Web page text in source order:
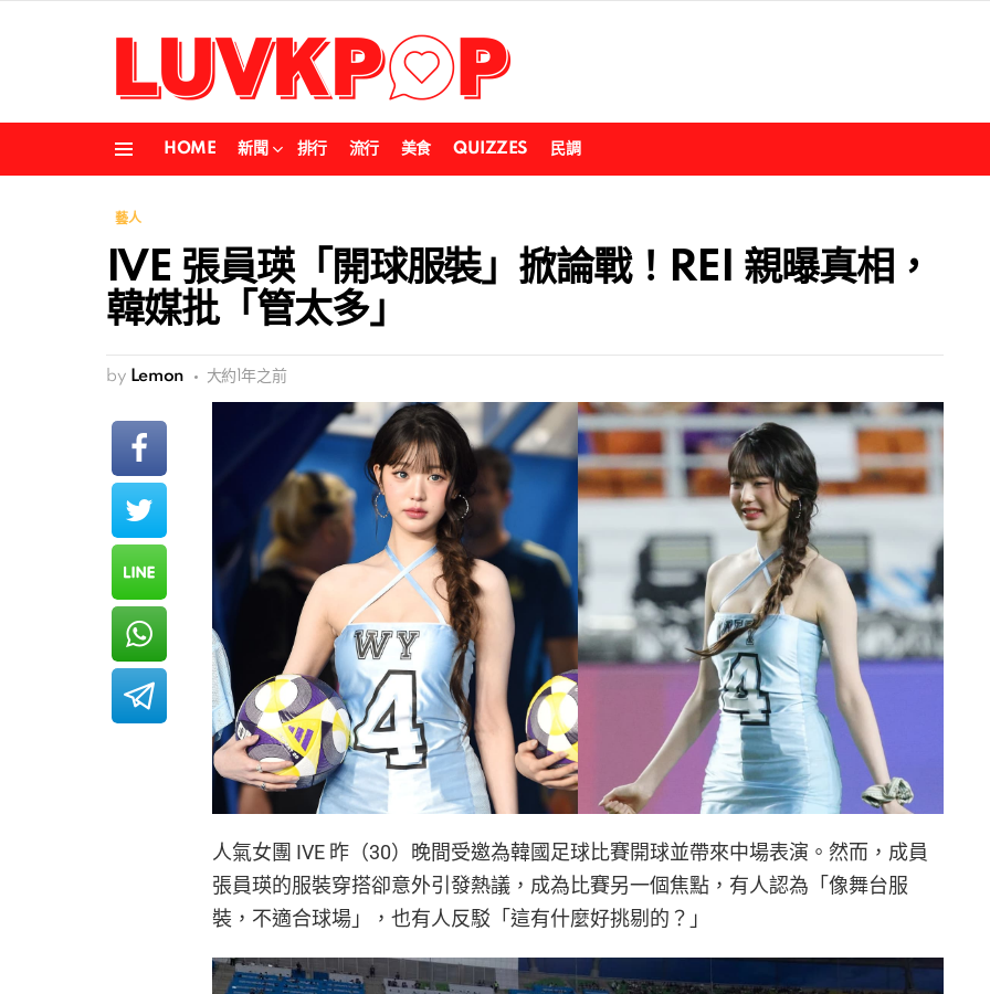
HOME 新聞 排行 流行 美食 QUIZZES 民調
藝人
IVE 張員瑛「開球服裝」掀論戰！REI 親曝真相，
韓媒批「管太多」
by Lemon 大約1年之前
人氣女團 IVE 昨（30）晚間受邀為韓國足球比賽開球並帶來中場表演。然而，成員
張員瑛的服裝穿搭卻意外引發熱議，成為比賽另一個焦點，有人認為「像舞台服
裝，不適合球場」，也有人反駁「這有什麼好挑剔的？」